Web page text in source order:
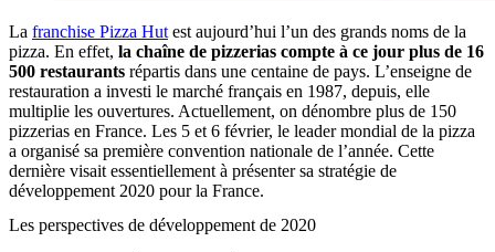
La franchise Pizza Hut est aujourd’hui l’un des grands noms de la
pizza. En effet, la chaîne de pizzerias compte à ce jour plus de 16
500 restaurants répartis dans une centaine de pays. L’enseigne de
restauration a investi le marché français en 1987, depuis, elle
multiplie les ouvertures. Actuellement, on dénombre plus de 150
pizzerias en France. Les 5 et 6 février, le leader mondial de la pizza
a organisé sa première convention nationale de l’année. Cette
dernière visait essentiellement à présenter sa stratégie de
développement 2020 pour la France.
Les perspectives de développement de 2020